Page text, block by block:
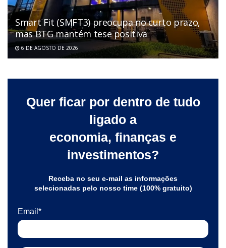
Smart Fit (SMFT3) preocupa no curto prazo,
mas BTG mantém tese positiva
6 DE AGOSTO DE 2026
Quer ficar por dentro de tudo
ligado a
economia, finanças e
investimentos?
Receba no seu e-mail as informações
selecionadas pelo nosso time (100% gratuito)
Email*